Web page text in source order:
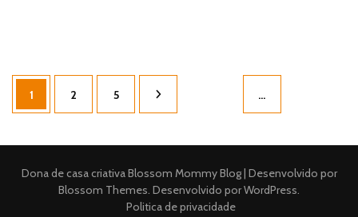
Paginação
de
Página
1 Página
2 …
Página
5
Dona de casa criativaBlossom Mommy Blog | Desenvolvido por
Blossom Themes . Desenvolvido porWordPress
Politica de privacidade